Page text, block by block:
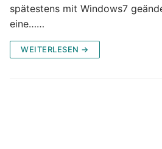
spätestens mit Windows7
eine……
WEITERLESEN →